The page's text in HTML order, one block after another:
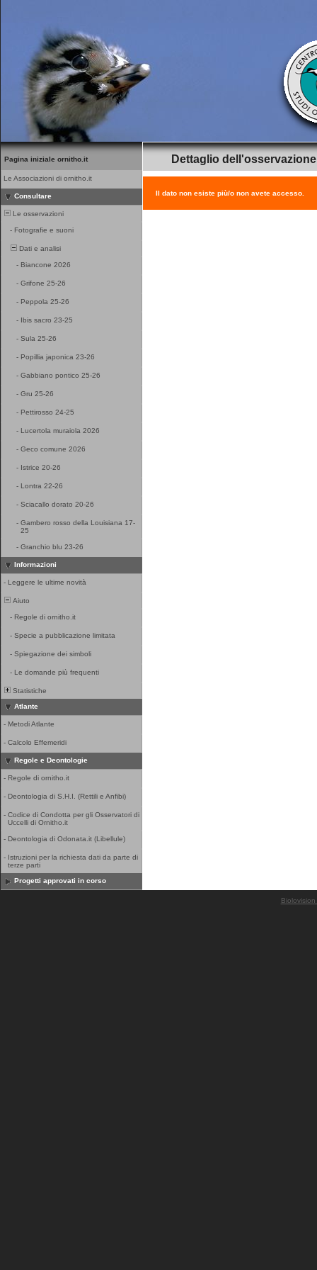
Pagina iniziale ornitho.it
Le Associazioni di ornitho.it
Consultare
Le osservazioni
- Fotografie e suoni
Dati e analisi
- Biancone 2026
- Grifone 25-26
- Peppola 25-26
- Ibis sacro 23-25
- Sula 25-26
- Popillia japonica 23-26
- Gabbiano pontico 25-26
- Gru 25-26
- Pettirosso 24-25
- Lucertola muraiola 2026
- Geco comune 2026
- Istrice 20-26
- Lontra 22-26
- Sciacallo dorato 20-26
- Gambero rosso della Louisiana 17-
25
- Granchio blu 23-26
Informazioni
- Leggere le ultime novità
Aiuto
- Regole di ornitho.it
- Specie a pubblicazione limitata
- Spiegazione dei simboli
- Le domande più frequenti
Statistiche
Atlante
- Metodi Atlante
- Calcolo Effemeridi
Regole e Deontologie
- Regole di ornitho.it
- Deontologia di S.H.I. (Rettili e Anfibi)
- Codice di Condotta per gli Osservatori di
Uccelli di Ornitho.it
- Deontologia di Odonata.it (Libellule)
- Istruzioni per la richiesta dati da parte di
terze parti
Progetti approvati in corso
Dettaglio dell'osservazione
Il dato non esiste più/o non avete accesso.
Biolovision